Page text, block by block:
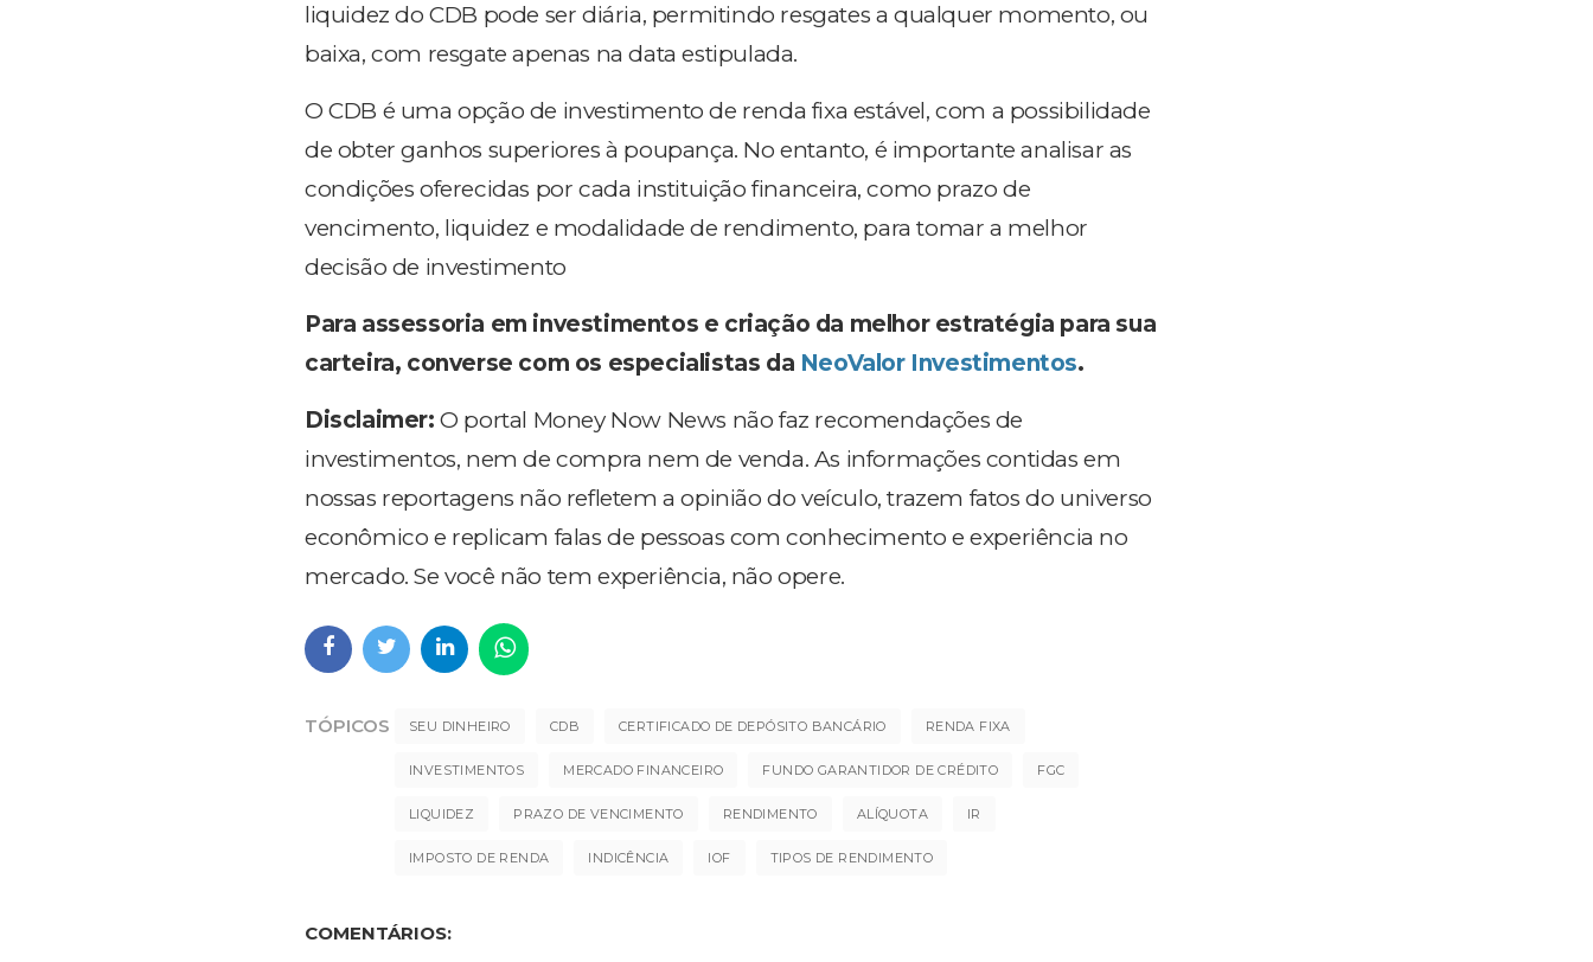
liquidez do CDB pode ser diária, permitindo resgates a qualquer momento, ou
baixa, com resgate apenas na data estipulada.
O CDB é uma opção de investimento de renda fixa estável, com a possibilidade
de obter ganhos superiores à poupança. No entanto, é importante analisar as
condições oferecidas por cada instituição financeira, como prazo de
vencimento, liquidez e modalidade de rendimento, para tomar a melhor
decisão de investimento
Para assessoria em investimentos e criação da melhor estratégia para sua
carteira, converse com os especialistas da NeoValor Investimentos.
Disclaimer: O portal Money Now News não faz recomendações de
investimentos, nem de compra nem de venda. As informações contidas em
nossas reportagens não refletem a opinião do veículo, trazem fatos do universo
econômico e replicam falas de pessoas com conhecimento e experiência no
mercado. Se você não tem experiência, não opere.
TÓPICOS SEU DINHEIRO CDB CERTIFICADO DE DEPÓSITO BANCÁRIO RENDA FIXA
INVESTIMENTOS MERCADO FINANCEIRO FUNDO GARANTIDOR DE CRÉDITO FGC
LIQUIDEZ PRAZO DE VENCIMENTO RENDIMENTO ALÍQUOTA IR
IMPOSTO DE RENDA INDICÊNCIA IOF TIPOS DE RENDIMENTO
COMENTÁRIOS: